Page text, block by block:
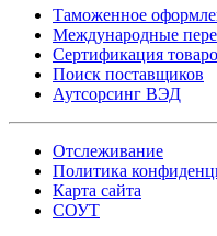
Таможенное
Международные
Сертификация
Поиск поставщиков
Аутсорсинг ВЭД
Отслеживание
Политика
Карта сайта
СОУТ